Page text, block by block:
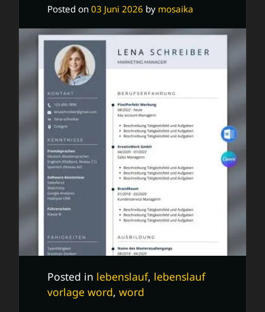
Posted on 03 Juni 2026 by mosaika
Posted in lebenslauf, lebenslauf
vorlage word, word